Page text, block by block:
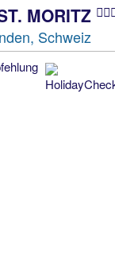
MORITZ
Schweiz